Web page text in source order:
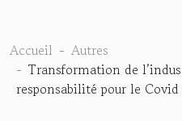
Accueil
Autres
Transformation de
responsabilité pour le Covid